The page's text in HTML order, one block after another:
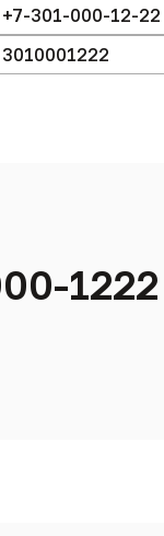
+7-301-000-12-22
3010001222
1222